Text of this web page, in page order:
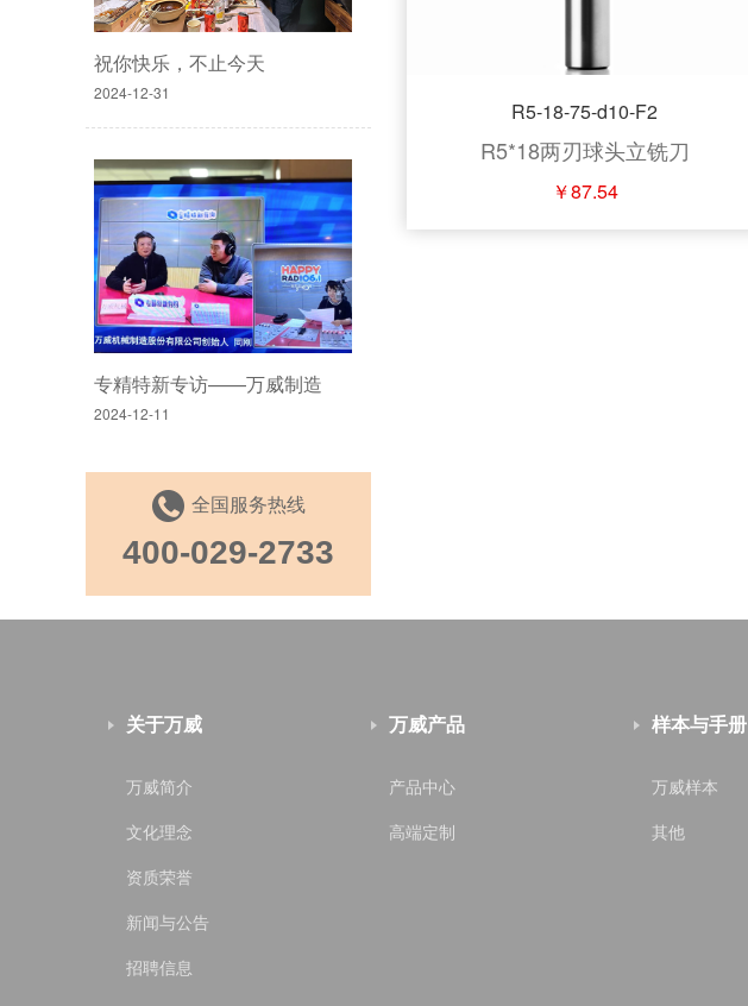
R5-18-75-d10-F2
R5*18两刃球头立铣刀
￥87.54
祝你快乐，不止今天
2024-12-31
专精特新专访——万威制造
2024-12-11
全国服务热线
400-029-2733
关于万威
万威简介
文化理念
资质荣誉
新闻与公告
招聘信息
万威产品
产品中心
高端定制
样本与手册
万威样本
其他